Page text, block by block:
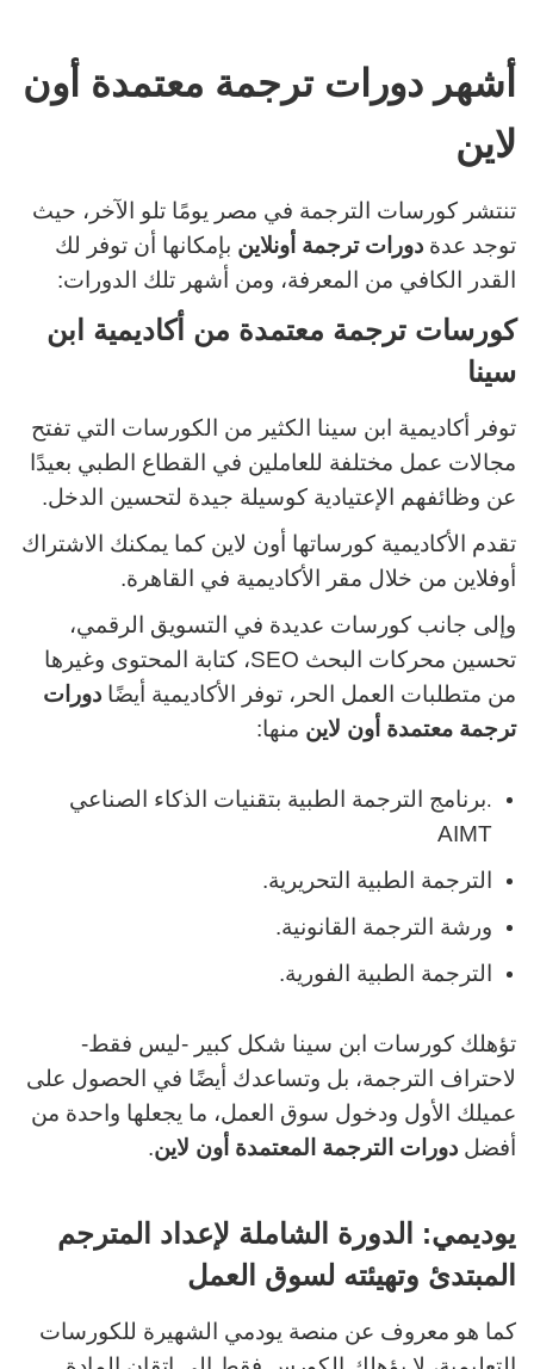
أشهر دورات ترجمة معتمدة أون
لاين
تنتشر كورسات الترجمة في مصر يومًا تلو الآخر، حيث
توجد عدة دورات ترجمة أونلاين بإمكانها أن توفر لك
القدر الكافي من المعرفة، ومن أشهر تلك الدورات:
كورسات ترجمة معتمدة من أكاديمية ابن
سينا
توفر أكاديمية ابن سينا الكثير من الكورسات التي تفتح
مجالات عمل مختلفة للعاملين في القطاع الطبي بعيدًا
عن وظائفهم الإعتيادية كوسيلة جيدة لتحسين الدخل.
تقدم الأكاديمية كورساتها أون لاين كما يمكنك الاشتراك
أوفلاين من خلال مقر الأكاديمية في القاهرة.
وإلى جانب كورسات عديدة في التسويق الرقمي،
تحسين محركات البحث SEO، كتابة المحتوى وغيرها
من متطلبات العمل الحر، توفر الأكاديمية أيضًا دورات
ترجمة معتمدة أون لاين منها:
.برنامج الترجمة الطبية بتقنيات الذكاء الصناعي
AIMT
الترجمة الطبية التحريرية.
ورشة الترجمة القانونية.
الترجمة الطبية الفورية.
تؤهلك كورسات ابن سينا شكل كبير -ليس فقط-
لاحتراف الترجمة، بل وتساعدك أيضًا في الحصول على
عميلك الأول ودخول سوق العمل، ما يجعلها واحدة من
أفضل دورات الترجمة المعتمدة أون لاين.
يوديمي: الدورة الشاملة لإعداد المترجم
المبتدئ وتهيئته لسوق العمل
كما هو معروف عن منصة يودمي الشهيرة للكورسات